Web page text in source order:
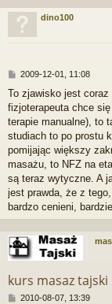
dino100
P
s
t
2009-12-01, 11:08
To zjawisko jest
fizjoterapeuta chce
terapie manualne), to
studiach to po prostu
pomijając większy
masażu, to NFZ na
są teraz wytyczne. A
jest prawda, że z
bardzo cenieni,
kurs masaz tajski
P2010-08-07, 13:39